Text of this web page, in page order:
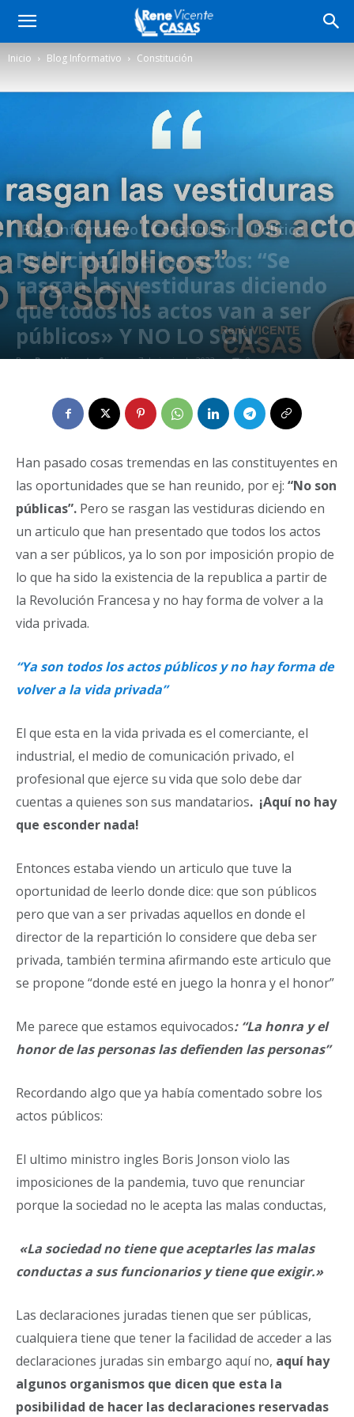
Inicio Blog Informativo Constitución
Blog Informativo Constitución Política
Publicidad de los actos: “Se
rasgan las vestiduras diciendo
que todos los actos van a ser
públicos» Y NO LO SON.
Por Rene Vicente Casas - 7 de junio de 2023 0
Han pasado cosas tremendas en las constituyentes en
las oportunidades que se han reunido, por ej: “No son
públicas”. Pero se rasgan las vestiduras diciendo en
un articulo que han presentado que todos los actos
van a ser públicos, ya lo son por imposición propio de
lo que ha sido la existencia de la republica a partir de
la Revolución Francesa y no hay forma de volver a la
vida privada.
“Ya son todos los actos públicos y no hay forma de
volver a la vida privada”
El que esta en la vida privada es el comerciante, el
industrial, el medio de comunicación privado, el
profesional que ejerce su vida que solo debe dar
cuentas a quienes son sus mandatarios. ¡Aquí no hay
que esconder nada!
Entonces estaba viendo un articulo que tuve la
oportunidad de leerlo donde dice: que son públicos
pero que van a ser privadas aquellos en donde el
director de la repartición lo considere que deba ser
privada, también termina afirmando este articulo que
se propone “donde esté en juego la honra y el honor”
Me parece que estamos equivocados: “La honra y el
honor de las personas las defienden las personas”
Recordando algo que ya había comentado sobre los
actos públicos:
El ultimo ministro ingles Boris Jonson violo las
imposiciones de la pandemia, tuvo que renunciar
porque la sociedad no le acepta las malas conductas,
«La sociedad no tiene que aceptarles las malas
conductas a sus funcionarios y tiene que exigir.»
Las declaraciones juradas tienen que ser públicas,
cualquiera tiene que tener la facilidad de acceder a las
declaraciones juradas sin embargo aquí no, aquí hay
algunos organismos que dicen que esta la
posibilidad de hacer las declaraciones reservadas